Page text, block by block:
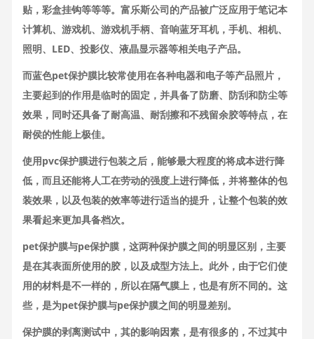
贴，彩盒挂钩等等等。富乐斯公司的产品被广泛应用于笔记本
计算机、游戏机、游戏机手柄、音响蓝牙耳机，手机、相机、
照明、LED、投影仪、液晶显示器等相关电子产品。
而蓝色pet保护膜比较常使用在各种电器和电子等产品照片，
主要起到的作用是临时的固定，并具备了防磨、防刮和防尘等
效果，同时还具备了耐高温、耐刮擦和不残留余胶等特点，在
耐侯的性能上极佳。
使用pvc保护膜进行包装之后，能够最大程度的将成本进行降
低，而且还能将人工在劳动的强度上进行降低，并将整体的包
装效果，以及包装的效率等进行适当的提升，让整个包装的效
果看起来更加具备档次。
pet保护膜与pe保护膜，这两种保护膜之间的明显区别，主要
是在其表面所使用的胶，以及成型方法上。此外，由于它们使
用的材料是不一样的，所以在隔气膜上，也是有所不同的。这
些，是为pet保护膜与pe保护膜之间的明显差别。
保护膜的剥离测试中，其的影响因素，是有很多的，不过其中